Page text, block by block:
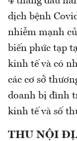
dịch bệnh
nhiễm mạnh
biến phức tạp
kinh tế và có
các cơ sở
doanh bị đình
kinh tế và số
THU NỘI